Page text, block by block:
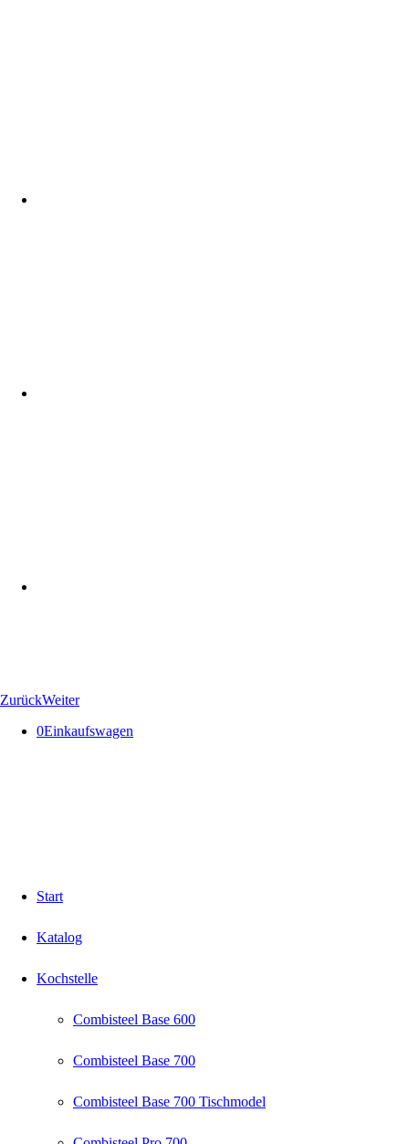
ZurückWeiter
0Einkaufswagen
Start
Katalog
Kochstelle
Combisteel Base 600
Combisteel Base 700
Combisteel Base 700 Tischmodel